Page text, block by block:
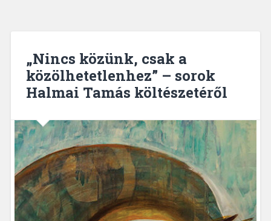
„Nincs közünk, csak a
közölhetetlenhez” – sorok
Halmai Tamás költészetéről